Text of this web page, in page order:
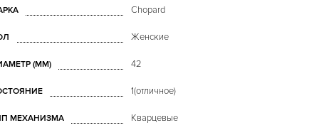
Chopard
Женские
(MM) 42
1(отличное)
МЕХАНИЗМА Кварцевые